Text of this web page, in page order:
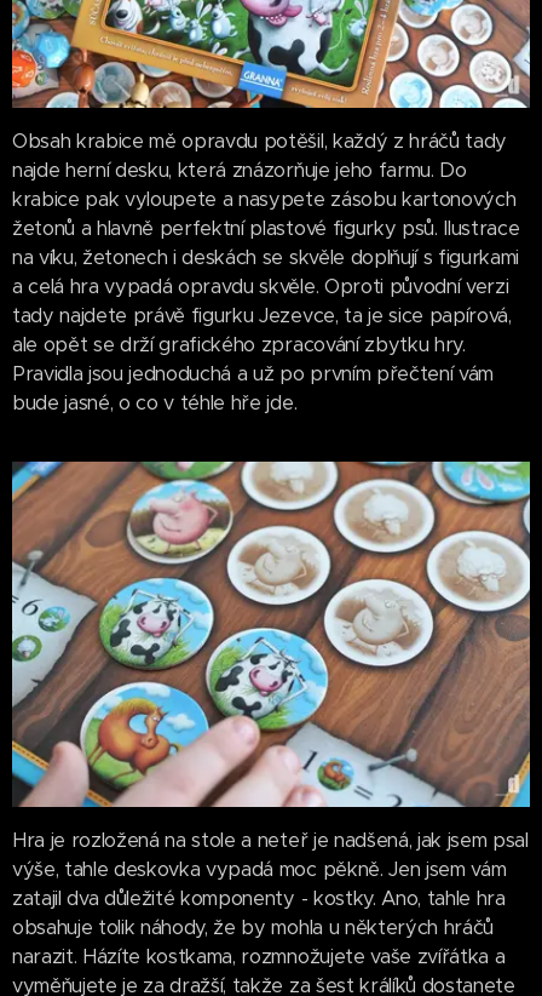
Obsah krabice mě opravdu potěšil, každý z hráčů tady
najde herní desku, která znázorňuje jeho farmu. Do
krabice pak vyloupete a nasypete zásobu kartonových
žetonů a hlavně perfektní plastové figurky psů. Ilustrace
na víku, žetonech i deskách se skvěle doplňují s figurkami
a celá hra vypadá opravdu skvěle. Oproti původní verzi
tady najdete právě figurku Jezevce, ta je sice papírová,
ale opět se drží grafického zpracování zbytku hry.
Pravidla jsou jednoduchá a už po prvním přečtení vám
bude jasné, o co v téhle hře jde.
Hra je rozložená na stole a neteř je nadšená, jak jsem psal
výše, tahle deskovka vypadá moc pěkně. Jen jsem vám
zatajil dva důležité komponenty - kostky. Ano, tahle hra
obsahuje tolik náhody, že by mohla u některých hráčů
narazit. Házíte kostkama, rozmnožujete vaše zvířátka a
vyměňujete je za dražší, takže za šest králíků dostanete